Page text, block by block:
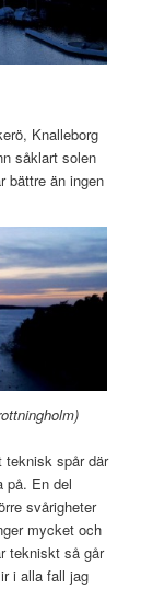
Knalleborg
såklart solen
bättre än ingen
teknisk spår där
på. En del
svårigheter
mycket och
tekniskt så går
i alla fall jag